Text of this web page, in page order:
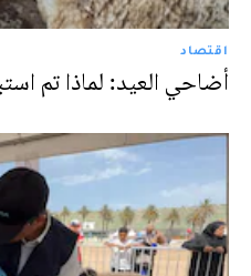
اقتصاد
أضاحي العيد: لماذا تم